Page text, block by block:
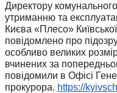
Директору
утриманню та
Києва «Плесо»
повідомлено про
особливо великих
вчинених за
повідомили в Офісі
прокурора. https://